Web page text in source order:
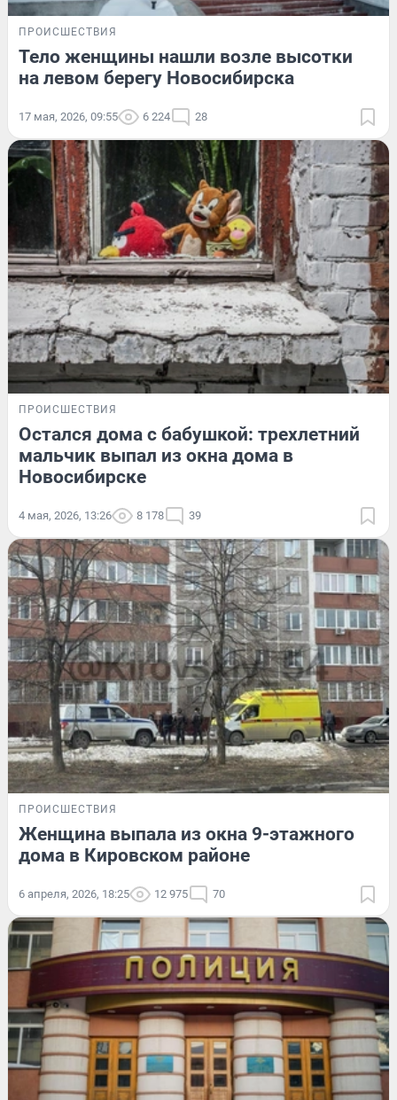
ПРОИСШЕСТВИЯ
Тело женщины нашли возле высотки
на левом берегу Новосибирска
17 мая, 2026, 09:55 6 224 28
ПРОИСШЕСТВИЯ
Остался дома с бабушкой: трехлетний
мальчик выпал из окна дома в
Новосибирске
4 мая, 2026, 13:26 8 178 39
ПРОИСШЕСТВИЯ
Женщина выпала из окна 9-этажного
дома в Кировском районе
6 апреля, 2026, 18:25 12 975 70